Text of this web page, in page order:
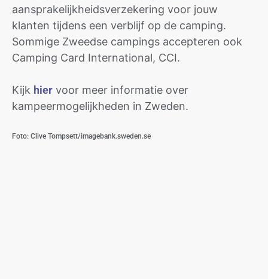
aansprakelijkheidsverzekering voor jouw
klanten tijdens een verblijf op de camping.
Sommige Zweedse campings accepteren ook
Camping Card International, CCI.
Kijk hier voor meer informatie over
kampeermogelijkheden in Zweden.
Foto: Clive Tompsett/imagebank.sweden.se